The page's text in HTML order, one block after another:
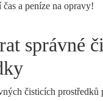
čas a peníze na opravy!
správné
čisticích prostředků